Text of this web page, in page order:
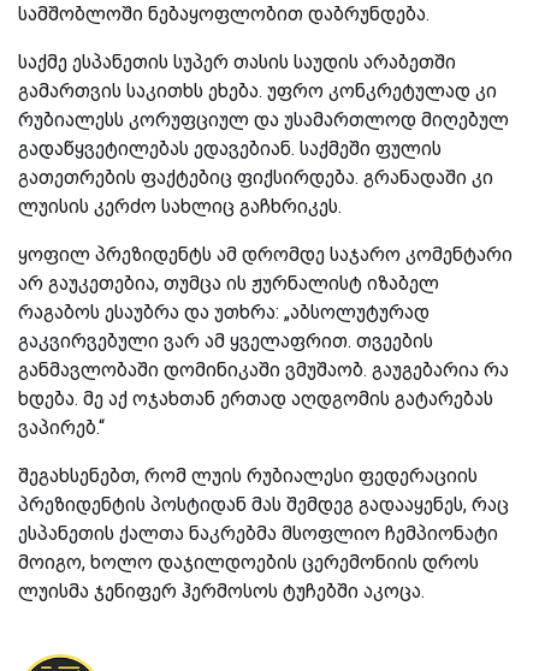
სამშობლოში ნებაყოფლობით დაბრუნდება.
საქმე ესპანეთის სუპერ თასის საუდის არაბეთში
გამართვის საკითხს ეხება. უფრო კონკრეტულად კი
რუბიალესს კორუფციულ და უსამართლოდ მიღებულ
გადაწყვეტილებას ედავებიან. საქმეში ფულის
გათეთრების ფაქტებიც ფიქსირდება. გრანადაში კი
ლუისის კერძო სახლიც გაჩხრიკეს.
ყოფილ პრეზიდენტს ამ დრომდე საჯარო კომენტარი
არ გაუკეთებია, თუმცა ის ჟურნალისტ იზაბელ
რაგაბოს ესაუბრა და უთხრა: „აბსოლუტურად
გაკვირვებული ვარ ამ ყველაფრით. თვეების
განმავლობაში დომინიკაში ვმუშაობ. გაუგებარია რა
ხდება. მე აქ ოჯახთან ერთად აღდგომის გატარებას
ვაპირებ.“
შეგახსენებთ, რომ ლუის რუბიალესი ფედერაციის
პრეზიდენტის პოსტიდან მას შემდეგ გადააყენეს, რაც
ესპანეთის ქალთა ნაკრებმა მსოფლიო ჩემპიონატი
მოიგო, ხოლო დაჯილდოების ცერემონიის დროს
ლუისმა ჯენიფერ ჰერმოსოს ტუჩებში აკოცა.